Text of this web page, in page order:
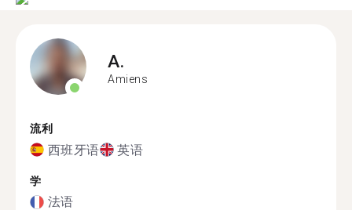
A.
Amiens
流利
西班牙语 英语
学
法语